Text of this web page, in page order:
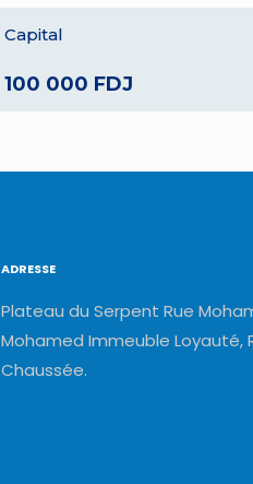
Capital
100 000 FDJ
ADRESSE
Plateau du Serpent Rue
Mohamed Immeuble Loyauté,
Chaussée.